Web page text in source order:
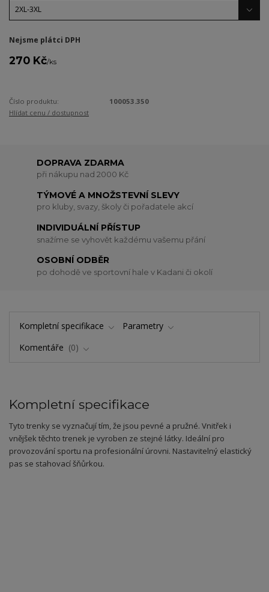
Nejsme plátci DPH
270 Kč/ks
Číslo produktu:
100053.350
Hlídat cenu / dostupnost
DOPRAVA ZDARMA
při nákupu nad 2000 Kč
TÝMOVÉ A MNOŽSTEVNÍ SLEVY
pro kluby, svazy, školy či pořadatele akcí
INDIVIDUÁLNÍ PŘÍSTUP
snažíme se vyhovět každému vašemu přání
OSOBNÍ ODBĚR
po dohodě ve sportovní hale v Kadani či okolí
Kompletní specifikace
Parametry
Komentáře
0
Kompletní specifikace
Tyto trenky se vyznačují tím, že jsou pevné a pružné. Vnitřek i
vnějšek těchto trenek je vyroben ze stejné látky. Ideální pro
provozování sportu na profesionální úrovni. Nastavitelný elastický
pas se stahovací šňůrkou.